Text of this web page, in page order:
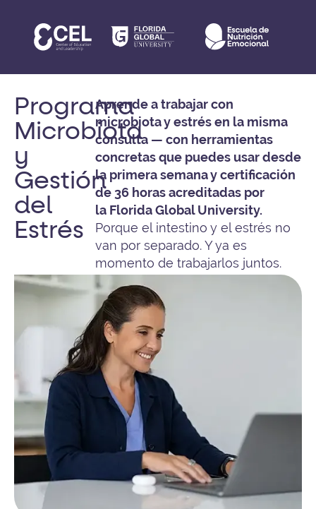
Programa
Microbiota
y
Gestión
del
Estrés
Aprende a trabajar con
microbiota y estrés en la misma
consulta — con herramientas
concretas que puedes usar desde
la primera semana y certificación
de 36 horas acreditadas por
la Florida Global University.
Porque el intestino y el estrés no
van por separado. Y ya es
momento de trabajarlos juntos.